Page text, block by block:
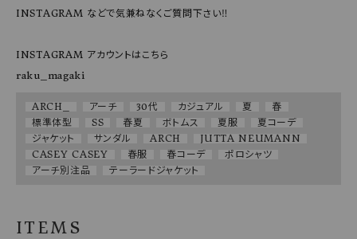
INSTAGRAM などで気兼ねなくご質問下さい‼️
INSTAGRAM アカウントはこちら
raku_magaki
ARCH_ アーチ 30代 カジュアル 夏
春
標準体型
SS 春夏 ボトムス 夏服
夏コーデ
ジャケット
サンダル ARCH
JUTTA NEUMANN
CASEY CASEY
春服 春コーデ
ポロシャツ
アーチ別注品
テーラードジャケット
ITEMS